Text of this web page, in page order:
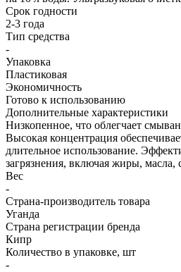
Срок годности
2-3 года
Тип средства
-
Упаковка
Пластиковая
Экономичность
Готово к использованию
Дополнительные характеристики
Низкопенное, что облегчает
Высокая концентрация
длительное использование.
загрязнения, включая жиры,
Вес
-
Страна-производитель товара
Уганда
Страна регистрации бренда
Кипр
Количество в упаковке, шт
-